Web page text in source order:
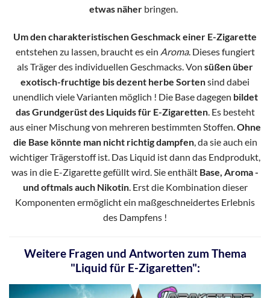
etwas näherbringen.
Um den charakteristischen Geschmack einer E-Zigarette
entstehen zu lassen, braucht es ein Aroma. Dieses fungiert
als Träger des individuellen Geschmacks. Von süßen über
exotisch-fruchtige bis dezent herbe Sortensind dabei
unendlich viele Varianten möglich ! Die Base dagegen bildet
das Grundgerüst des Liquids für E-Zigaretten. Es besteht
aus einer Mischung von mehreren bestimmten Stoffen. Ohne
die Base könnte man nicht richtig dampfen, da sie auch ein
wichtiger Trägerstoff ist. Das Liquid ist dann das Endprodukt,
was in die E-Zigarette gefüllt wird. Sie enthält Base, Aroma -
und oftmals auch Nikotin. Erst die Kombination dieser
Komponenten ermöglicht ein maßgeschneidertes Erlebnis
des Dampfens !
Weitere Fragen und Antworten zum Thema
"Liquid für E-Zigaretten":